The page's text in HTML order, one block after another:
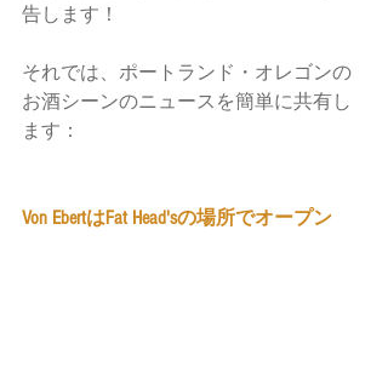
告します！
それでは、ポートランド・オレゴンの
お酒シーンのニュースを簡単に共有し
ます：
Von EbertはFat Head'sの場所でオープン